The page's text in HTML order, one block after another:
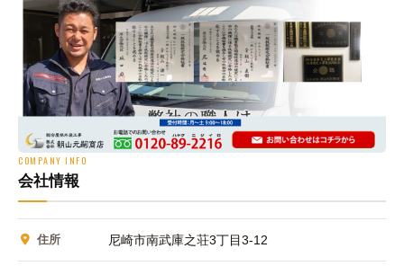
COMPANY INFO
会社情報
住所 尼崎市南武庫之荘3丁目3-12